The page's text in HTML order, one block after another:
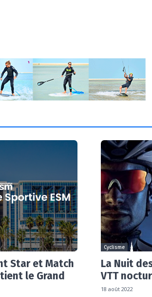
Star et Match
le Grand
Cyclisme
La Nuit
VTT
18 août 2022